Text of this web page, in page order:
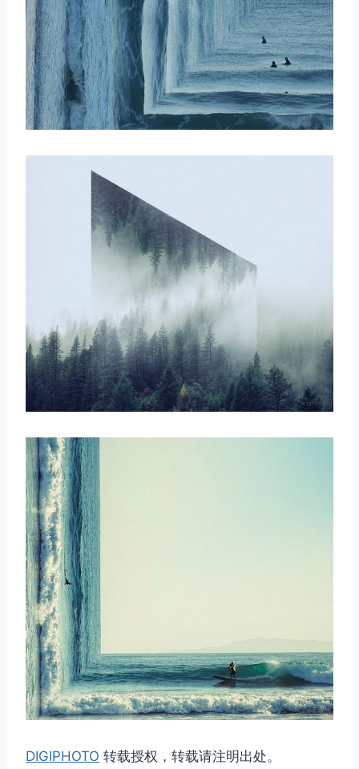
DIGIPHOTO 转载授权，转载请注明出处。
取消 搜索